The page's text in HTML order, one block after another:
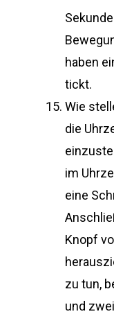
haben
tickt.
Wie
die
im
eine
Knopf
zu tun,
und